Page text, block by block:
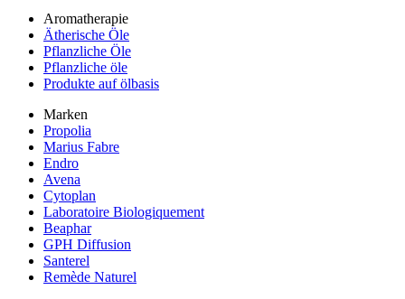
Aromatherapie
Ätherische Öle
Pflanzliche Öle
Pflanzliche öle
Produkte auf ölbasis
Marken
Propolia
Marius Fabre
Endro
Avena
Cytoplan
Laboratoire Biologiquement
Beaphar
GPH Diffusion
Santerel
Remède Naturel